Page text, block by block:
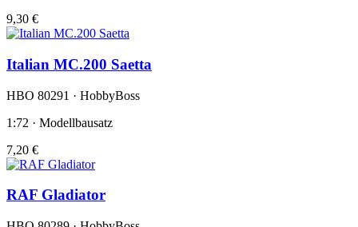
9,30 €
Italian MC.200 Saetta
HBO 80291 · HobbyBoss
1:72 · Modellbausatz
7,20 €
RAF Gladiator